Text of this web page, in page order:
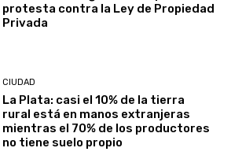
protesta contra la Ley de Propiedad
Privada
CIUDAD
La Plata: casi el 10% de la tierra
rural está en manos extranjeras
mientras el 70% de los productores
no tiene suelo propio